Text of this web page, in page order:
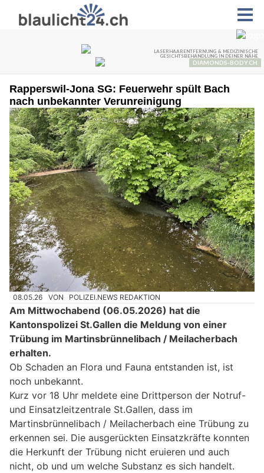
Rapperswil-Jona SG: Feuerwehr spült Bach
nach unbekannter Verunreinigung
08.05.26 VON POLIZEI.NEWS REDAKTION
Am Mittwochabend (06.05.2026) hat die
Kantonspolizei St.Gallen die Meldung von einer
Trübung im Martinsbrünnelibach / Meilacherbach
erhalten.
Ob Schaden an Flora und Fauna entstanden ist, ist
noch unbekannt.
Kurz vor 18 Uhr meldete eine Drittperson der Notruf-
und Einsatzleitzentrale St.Gallen, dass im
Martinsbrünnelibach / Meilacherbach eine Trübung zu
erkennen sei. Die ausgerückten Einsatzkräfte konnten
die Herkunft der Trübung nicht eruieren und auch
nicht, ob und um welche Substanz es sich handelt.